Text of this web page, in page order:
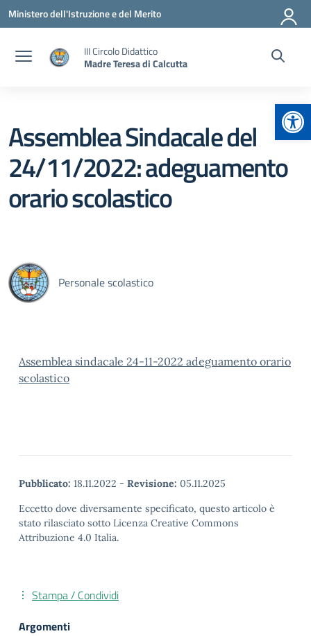
Vai ai contenuti
Vai al menu di navigazione
Vai al footer
Ministero dell'Istruzione e del Merito
III Circolo Didattico
Madre Teresa di Calcutta
Assemblea Sindacale del
24/11/2022: adeguamento
orario scolastico
Personale scolastico
Assemblea sindacale 24-11-2022 adeguamento orario
scolastico
Pubblicato: 18.11.2022 - Revisione: 05.11.2025
Eccetto dove diversamente specificato, questo articolo è
stato rilasciato sotto Licenza Creative Commons
Attribuzione 4.0 Italia.
Stampa / Condividi
Argomenti